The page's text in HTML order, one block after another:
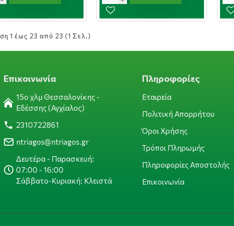
1 έως 23 από 23 (1 Σελ.)
Επικοινωνία
15ο χλμ Θεσσαλονίκης -
Εδέσσης (Αγχίαλος)
2310722861
ntriagos@ntriagos.gr
Δευτέρα - Παρασκευή:
07:00 - 16:00
Σάββατο-Κυριακή: Κλειστά
Πληροφορίες
Εταιρεία
Πολιτική Απορρήτου
Όροι Χρήσης
Τρόποι Πληρωμής
Πληροφορίες Αποστολής
Επικοινωνία